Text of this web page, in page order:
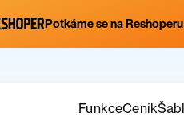
Potkáme se na Reshoperu
FunkceCeník